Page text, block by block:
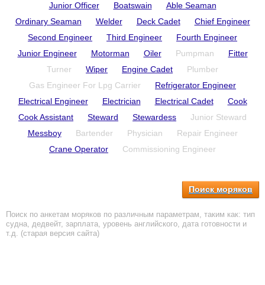
Junior Officer
Boatswain
Able Seaman
Ordinary Seaman
Welder Deck Cadet
Chief Engineer
Second Engineer
Third Engineer
Fourth Engineer
Junior Engineer
Motorman Oiler Pumpman
Fitter
Turner
Wiper Engine Cadet
Plumber
Gas Engineer For Lpg Carrier
Refrigerator Engineer
Electrical Engineer
Electrician Electrical Cadet
Cook
Cook Assistant
Steward Stewardess
Junior Steward
Messboy
Bartender Physician
Repair Engineer
Crane Operator
Commissioning Engineer
Поиск моряков
Поиск по анкетам моряков по различным параметрам, таким как: тип
судна, дедвейт, зарплата, уровень английского, дата готовности и
т.д. (старая версия сайта)